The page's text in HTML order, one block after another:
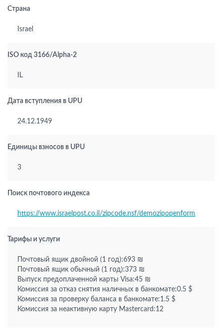
Страна
Israel
ISO код 3166/Alpha-2
IL
Дата вступления в UPU
24.12.1949
Единицы взносов в UPU
3
Поиск почтового индекса
https://www.israelpost.co.il/zipcode.nsf/demozipopenform
Тарифы и услуги
Почтовый ящик двойной (1 год):693 ₪
Почтовый ящик обычный (1 год):373 ₪
Выпуск предоплаченной карты Visa:45 ₪
Комиссия за отказ снятия наличных в банкомате:0.5 $
Комиссия за проверку баланса в банкомате:1.5 $
Комиссия за неактивную карту Mastercard:12